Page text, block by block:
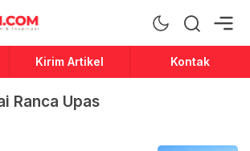
dan Inspirasi
Kirim Artikel Kontak
Ranca Upas